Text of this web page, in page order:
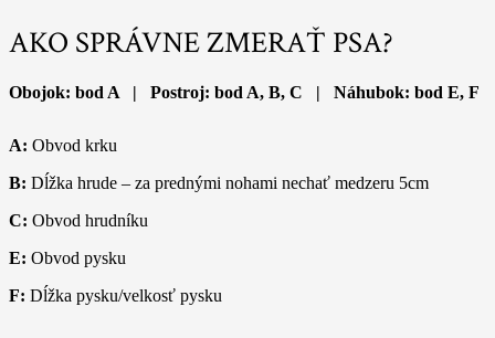
AKO SPRÁVNE ZMERAŤ PSA?
Obojok: bod A | Postroj: bod A, B, C | Náhubok: bod E, F
A: Obvod krku
B: Dĺžka hrude – za prednými nohami nechať medzeru 5cm
C: Obvod hrudníku
E: Obvod pysku
F: Dĺžka pysku/velkosť pysku